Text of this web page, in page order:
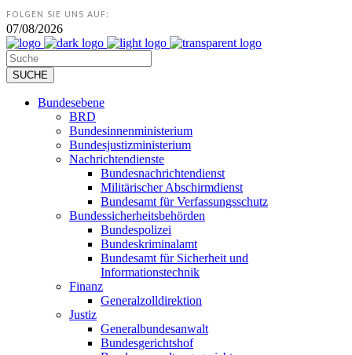
FOLGEN SIE UNS AUF:
07/08/2026
Bundesebene
BRD
Bundesinnenministerium
Bundesjustizministerium
Nachrichtendienste
Bundesnachrichtendienst
Militärischer Abschirmdienst
Bundesamt für Verfassungsschutz
Bundessicherheitsbehörden
Bundespolizei
Bundeskriminalamt
Bundesamt für Sicherheit und
Informationstechnik
Finanz
Generalzolldirektion
Justiz
Generalbundesanwalt
Bundesgerichtshof